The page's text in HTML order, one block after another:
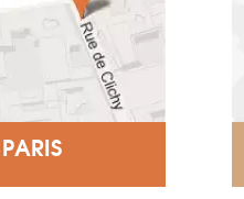
PARIS